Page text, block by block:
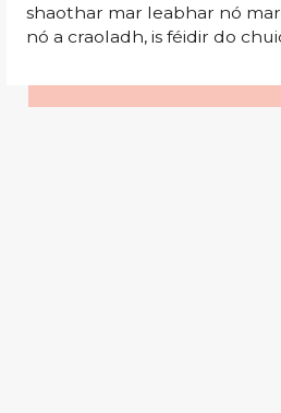
shaothar mar leabhar nó
nó a craoladh, is féidir do